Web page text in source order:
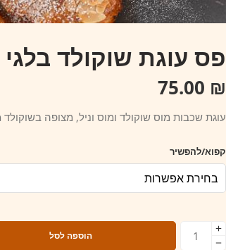
פס עוגת שוקולד בלגי
₪
עוגת שכבות מוס שוקולד ומוס וניל, מצופה בשוקולד
קפוא/להפשיר
הוספה לסל